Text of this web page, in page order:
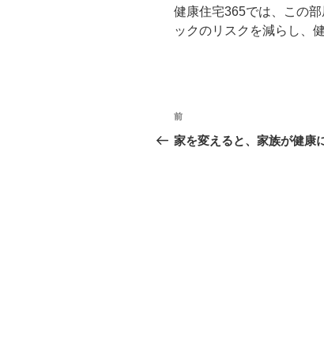
健康住宅365では、この
ックのリスクを減らし、
投
稿
過
去
前
家を変えると、家族が健康